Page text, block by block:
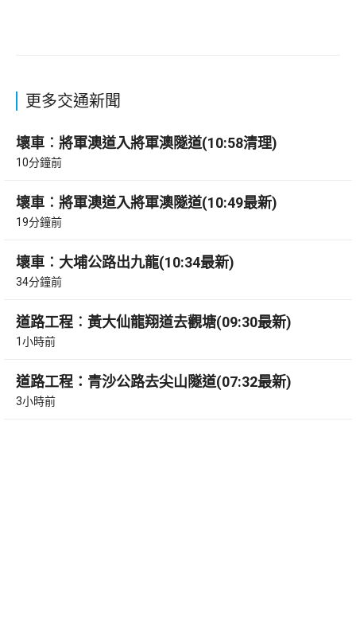
更多交通新聞
壞車︰將軍澳道入將軍澳隧道(10:58清理)
10分鐘前
壞車︰將軍澳道入將軍澳隧道(10:49最新)
19分鐘前
壞車︰大埔公路出九龍(10:34最新)
34分鐘前
道路工程︰黃大仙龍翔道去觀塘(09:30最新)
1小時前
道路工程：青沙公路去尖山隧道(07:32最新)
3小時前